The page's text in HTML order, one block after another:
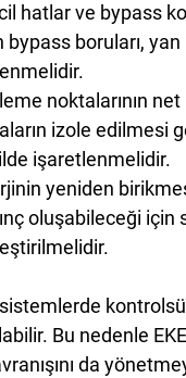
hatlar ve bypass
bypass boruları,
noktalarının
izole edilmesi
işaretlenmelidir.
yeniden
oluşabileceği için
sistemlerde
Bu nedenle
da